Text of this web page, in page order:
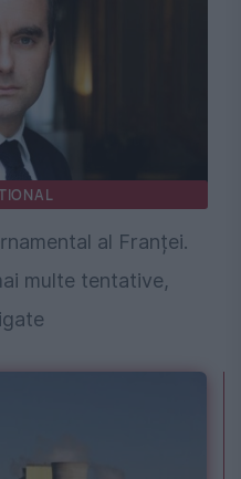
al Franței.
multe tentative,